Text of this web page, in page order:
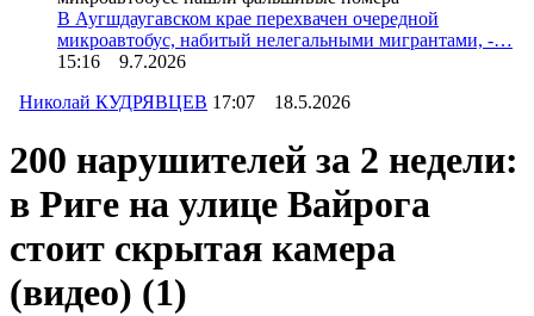
В Аугшдаугавском крае перехвачен очередной
микроавтобус, набитый нелегальными мигрантами, -…
15:16 9.7.2026
Николай КУДРЯВЦЕВ 17:07 18.5.2026
200 нарушителей за 2 недели:
в Риге на улице Вайрога
стоит скрытая камера
(видео) (1)